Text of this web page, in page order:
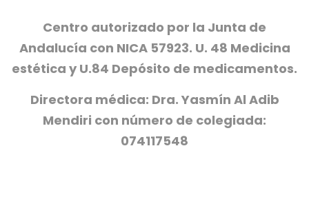
Centro autorizado por la Junta de
Andalucía con NICA 57923. U. 48 Medicina
estética y U.84 Depósito de medicamentos.
Directora médica: Dra. Yasmín Al Adib
Mendiri con número de colegiada:
074117548